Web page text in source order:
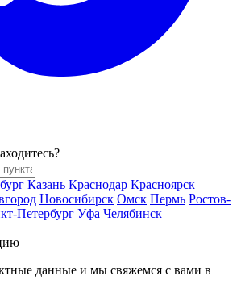
Казань Краснодар Красноярск
Новосибирск Омск Пермь Ростов-
Петербург Уфа Челябинск
данные и мы свяжемся с вами в